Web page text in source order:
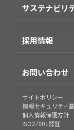
役員プロフィ
企業理念・パ
会社概要
沿革
グループ
経営方針
財務業績情報
株式情報
IRライブラリ
個人投資家の
IRカレンダー
サステナビリ
環境
社会
企業統治
採用情報
新卒採用
キャリア採用
契約社員/アル
お問い合わせ
お問い合わせ
コンテンツ料
サイトポリシー
情報セキュリティ
個人情報保護方針
ISO27001認証